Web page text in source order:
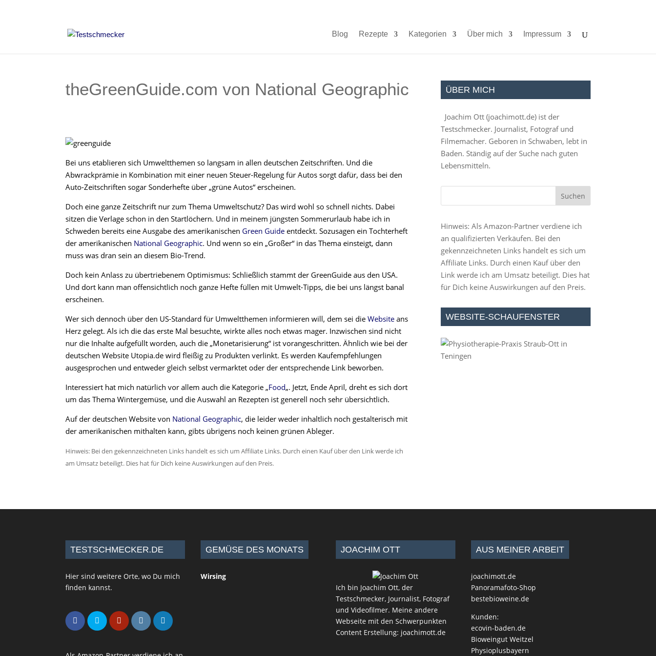
Blog Rezepte Kategorien Über mich Impressum
theGreenGuide.com von National Geographic
Bei uns etablieren sich Umweltthemen so langsam in allen deutschen Zeitschriften. Und die
Abwrackprämie in Kombination mit einer neuen Steuer-Regelung für Autos sorgt dafür, dass bei den
Auto-Zeitschriften sogar Sonderhefte über „grüne Autos“ erscheinen.
Doch eine ganze Zeitschrift nur zum Thema Umweltschutz? Das wird wohl so schnell nichts. Dabei
sitzen die Verlage schon in den Startlöchern. Und in meinem jüngsten Sommerurlaub habe ich in
Schweden bereits eine Ausgabe des amerikanischen Green Guide entdeckt. Sozusagen ein Tochterheft
der amerikanischen National Geographic. Und wenn so ein „Großer“ in das Thema einsteigt, dann
muss was dran sein an diesem Bio-Trend.
Doch kein Anlass zu übertriebenem Optimismus: Schließlich stammt der GreenGuide aus den USA.
Und dort kann man offensichtlich noch ganze Hefte füllen mit Umwelt-Tipps, die bei uns längst banal
erscheinen.
Wer sich dennoch über den US-Standard für Umweltthemen informieren will, dem sei dieWebsite ans
Herz gelegt. Als ich die das erste Mal besuchte, wirkte alles noch etwas mager. Inzwischen sind nicht
nur die Inhalte aufgefüllt worden, auch die „Monetarisierung“ ist vorangeschritten. Ähnlich wie bei der
deutschen Website Utopia.de wird fleißig zu Produkten verlinkt. Es werden Kaufempfehlungen
ausgesprochen und entweder gleich selbst vermarktet oder der entsprechende Link beworben.
Interessiert hat mich natürlich vor allem auch die Kategorie „Food„. Jetzt, Ende April, dreht es sich dort
um das Thema Wintergemüse, und die Auswahl an Rezepten ist generell noch sehr übersichtlich.
Auf der deutschen Website von National Geographic, die leider weder inhaltlich noch gestalterisch mit
der amerikanischen mithalten kann, gibts übrigens noch keinen grünen Ableger.
Hinweis: Bei den gekennzeichneten Links handelt es sich um Affiliate Links. Durch einen Kauf über den Link werde ich
am Umsatz beteiligt. Dies hat für Dich keine Auswirkungen auf den Preis.
ÜBER MICH
Joachim Ott (joachimott.de) ist der
Testschmecker. Journalist, Fotograf und
Filmemacher. Geboren in Schwaben, lebt in
Baden. Ständig auf der Suche nach guten
Lebensmitteln.
Hinweis: Als Amazon-Partner verdiene ich
an qualifizierten Verkäufen. Bei den
gekennzeichneten Links handelt es sich um
Affiliate Links. Durch einen Kauf über den
Link werde ich am Umsatz beteiligt. Dies hat
für Dich keine Auswirkungen auf den Preis.
WEBSITE-SCHAUFENSTER
TESTSCHMECKER.DE
Hier sind weitere Orte, wo Du mich
finden kannst.
GEMÜSE DES MONATS
Wirsing
JOACHIM OTT
Ich bin Joachim Ott, der
Testschmecker, Journalist, Fotograf
und Videofilmer. Meine andere
Webseite mit den Schwerpunkten
Content Erstellung: joachimott.de
AUS MEINER ARBEIT
joachimott.de
Panoramafoto-Shop
bestebioweine.de
Kunden:
ecovin-baden.de
Bioweingut Weitzel
Physioplusbayern